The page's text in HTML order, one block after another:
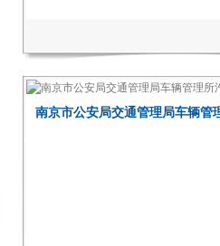
南京市公安局交通管理局车辆管